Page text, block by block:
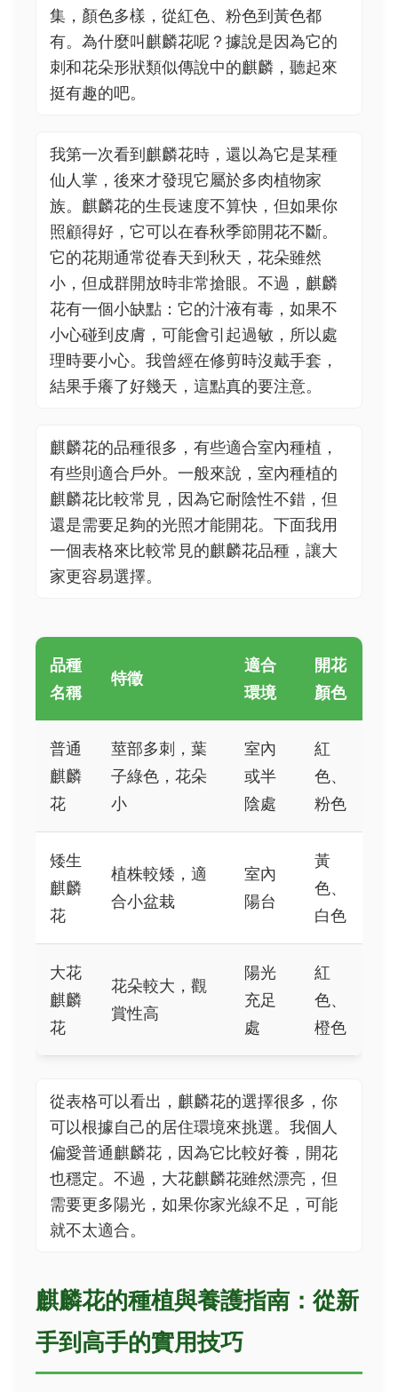
集，顏色多樣，從紅色、粉色到黃色都
有。為什麼叫麒麟花呢？據說是因為它的
刺和花朵形狀類似傳說中的麒麟，聽起來
挺有趣的吧。
我第一次看到麒麟花時，還以為它是某種
仙人掌，後來才發現它屬於多肉植物家
族。麒麟花的生長速度不算快，但如果你
照顧得好，它可以在春秋季節開花不斷。
它的花期通常從春天到秋天，花朵雖然
小，但成群開放時非常搶眼。不過，麒麟
花有一個小缺點：它的汁液有毒，如果不
小心碰到皮膚，可能會引起過敏，所以處
理時要小心。我曾經在修剪時沒戴手套，
結果手癢了好幾天，這點真的要注意。
麒麟花的品種很多，有些適合室內種植，
有些則適合戶外。一般來說，室內種植的
麒麟花比較常見，因為它耐陰性不錯，但
還是需要足夠的光照才能開花。下面我用
一個表格來比較常見的麒麟花品種，讓大
家更容易選擇。
品種
名稱
特徵
適合
環境
開花
顏色
普通
麒麟
花
莖部多刺，葉
子綠色，花朵
小
室內
或半
陰處
紅
色、
粉色
矮生
麒麟
花
植株較矮，適
合小盆栽
室內
陽台
黃
色、
白色
大花
麒麟
花
花朵較大，觀
賞性高
陽光
充足
處
紅
色、
橙色
從表格可以看出，麒麟花的選擇很多，你
可以根據自己的居住環境來挑選。我個人
偏愛普通麒麟花，因為它比較好養，開花
也穩定。不過，大花麒麟花雖然漂亮，但
需要更多陽光，如果你家光線不足，可能
就不太適合。
麒麟花的種植與養護指南：從新
手到高手的實用技巧